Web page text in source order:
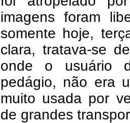
imagens foram
somente hoje,
clara, tratava-se
onde o usuário
pedágio, não era
muito usada por
de grandes